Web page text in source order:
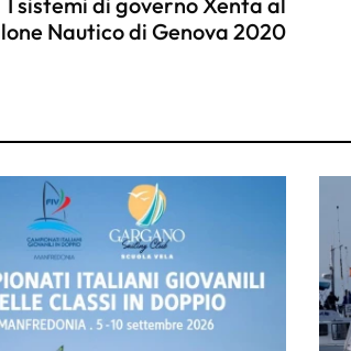
Nautico di Genova 2020